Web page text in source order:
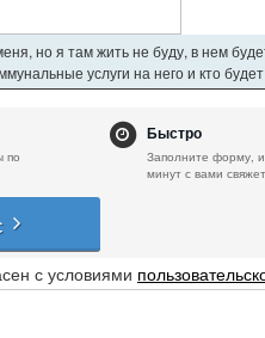
но я там жить не буду, в нем
услуги на него и кто
по
Быстро
Заполните форму,
минут с вами
с условиями